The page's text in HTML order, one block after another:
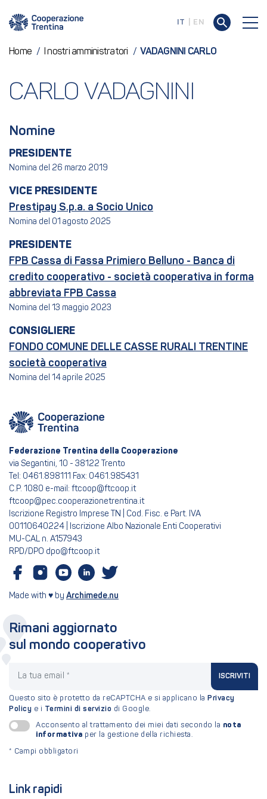
IT EN
Home / I nostri amministratori / VADAGNINI CARLO
CARLO VADAGNINI
Nomine
PRESIDENTE
Nomina del 26 marzo 2019
VICE PRESIDENTE
Prestipay S.p.a. a Socio Unico
Nomina del 01 agosto 2025
PRESIDENTE
FPB Cassa di Fassa Primiero Belluno - Banca di
credito cooperativo - società cooperativa in forma
abbreviata FPB Cassa
Nomina del 13 maggio 2023
CONSIGLIERE
FONDO COMUNE DELLE CASSE RURALI TRENTINE
società cooperativa
Nomina del 14 aprile 2025
Federazione Trentina della Cooperazione
via Segantini, 10 - 38122 Trento
Tel: 0461.898111 Fax: 0461.985431
C.P. 1080 e-mail: ftcoop@ftcoop.it
ftcoop@pec.cooperazionetrentina.it
Iscrizione Registro Imprese TN | Cod. Fisc. e Part. IVA
00110640224 | Iscrizione Albo Nazionale Enti Cooperativi
MU-CAL n. A157943
RPD/DPO dpo@ftcoop.it
Made with ♥ by Archimede.nu
Link rapidi
Rimani aggiornato
sul mondo cooperativo
ISCRIVITI
Questo sito è protetto da reCAPTCHA e si applicano la Privacy
Policy e i Termini di servizio di Google.
Acconsento al trattamento dei miei dati secondo la nota
informativa per la gestione della richiesta.
* Campi obbligatori